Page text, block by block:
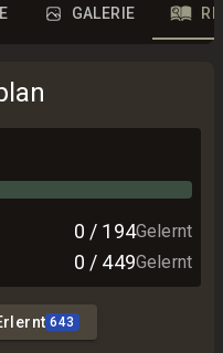
GALERIE
0 / 194Gelernt
0 / 449Gelernt
643